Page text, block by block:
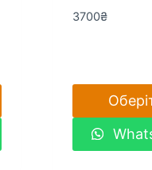
3700₴
Цей
товар